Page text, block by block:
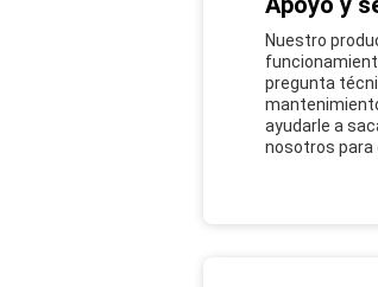
Nuestro
pregunta
ayudarle a
nosotros para